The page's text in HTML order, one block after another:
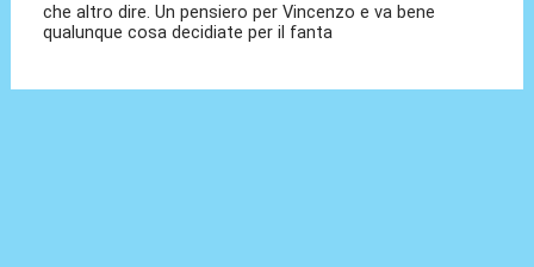
che altro dire. Un pensiero per Vincenzo e va bene
qualunque cosa decidiate per il fanta